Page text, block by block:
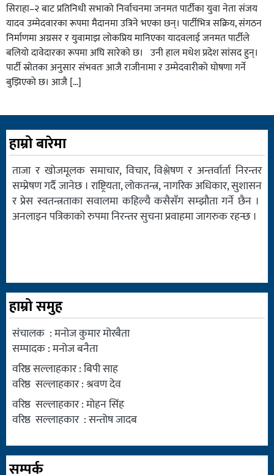
सिराहा–२ बाट प्रतिनिधी सभाको निर्वाचनमा जनमत पार्टीका युवा नेता संजय
यादव उम्मेदवारका रूपमा मैदानमा उत्रिने भएका छन्। पार्टीभित्र सक्रिय, संगठन
निर्माणमा अग्रसर र युवामाझ लोकप्रिय मानिएका यादवलाई जनमत पार्टीले
बलियो दावेदारका रूपमा अघि सारेको छ। उनी हाल मधेश प्रदेश सांसद हुन्।
पार्टी स्रोतका अनुसार संभवतः आजै राजीनामा र उम्मेदवारीको घोषणा गर्ने
बुझिएको छ। आजै […]
हाम्रो बारेमा
ताजा र खोजमूलक समाचार, विचार, विश्लेषण र अन्तर्वार्ता निरन्तर
सम्प्रेषण गर्दै जानेछ । राष्ट्रियता, लोकतन्त्र, नागरिक अधिकार, सुशासन
र प्रेस स्वतन्त्रताका सवालमा कहिल्यै कसैसँग सम्झौता गर्ने छैन ।
अनलाइन पत्रिकाको रुपमा निरन्तर सुचना प्रवाहमा जागरुक रहन्छ ।
हाम्रो समुह
संचालक : मनोज कुमार मोरबैता
सम्पादक : मनोज बनैता
वरिष्ठ सल्लाहकार : बिपी साह
वरिष्ठ सल्लाहकार : श्रवण देव
वरिष्ठ सल्लाहकार : मोहन सिंह
वरिष्ठ सल्लाहकार : सन्तोष जादब
सम्पर्क